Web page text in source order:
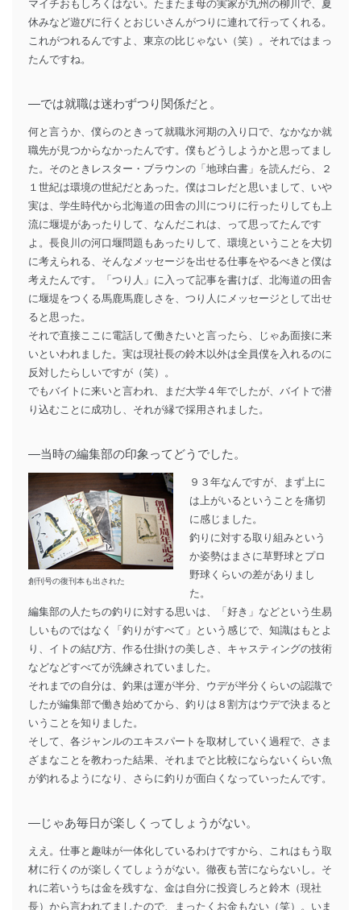
マイチおもしろくはない。たまたま母の実家が九州の柳川で、夏
休みなど遊びに行くとおじいさんがつりに連れて行ってくれる。
これがつれるんですよ、東京の比じゃない（笑）。それではまっ
たんですね。
―では就職は迷わずつり関係だと。
何と言うか、僕らのときって就職氷河期の入り口で、なかなか就
職先が見つからなかったんです。僕もどうしようかと思ってまし
た。そのときレスター・ブラウンの「地球白書」を読んだら、２
１世紀は環境の世紀だとあった。僕はコレだと思いまして、いや
実は、学生時代から北海道の田舎の川につりに行ったりしても上
流に堰堤があったりして、なんだこれは、って思ってたんです
よ。長良川の河口堰問題もあったりして、環境ということを大切
に考えられる、そんなメッセージを出せる仕事をやるべきと僕は
考えたんです。「つり人」に入って記事を書けば、北海道の田舎
に堰堤をつくる馬鹿馬鹿しさを、つり人にメッセージとして出せ
ると思った。
それで直接ここに電話して働きたいと言ったら、じゃあ面接に来
いといわれました。実は現社長の鈴木以外は全員僕を入れるのに
反対したらしいですが（笑）。
でもバイトに来いと言われ、まだ大学４年でしたが、バイトで潜
り込むことに成功し、それが縁で採用されました。
―当時の編集部の印象ってどうでした。
創刊号の復刊本も出された
９３年なんですが、まず上に
は上がいるということを痛切
に感じました。
釣りに対する取り組みという
か姿勢はまさに草野球とプロ
野球くらいの差がありまし
た。
編集部の人たちの釣りに対する思いは、「好き」などという生易
しいものではなく「釣りがすべて」という感じで、知識はもとよ
り、イトの結び方、作る仕掛けの美しさ、キャスティングの技術
などなどすべてが洗練されていました。
それまでの自分は、釣果は運が半分、ウデが半分くらいの認識で
したが編集部で働き始めてから、釣りは８割方はウデで決まると
いうことを知りました。
そして、各ジャンルのエキスパートを取材していく過程で、さま
ざまなことを教わった結果、それまでと比較にならないくらい魚
が釣れるようになり、さらに釣りが面白くなっていったんです。
―じゃあ毎日が楽しくってしょうがない。
ええ。仕事と趣味が一体化しているわけですから、これはもう取
材に行くのが楽しくてしょうがない。徹夜も苦にならないし。そ
れに若いうちは金を残すな、金は自分に投資しろと鈴木（現社
長）から言われてましたので、まったくお金もない（笑）。いま